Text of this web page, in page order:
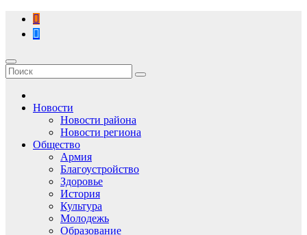
Перейти
содержимому
Новости
Новости района
Новости региона
Общество
Армия
Благоустройство
Здоровье
История
Культура
Молодежь
Образование